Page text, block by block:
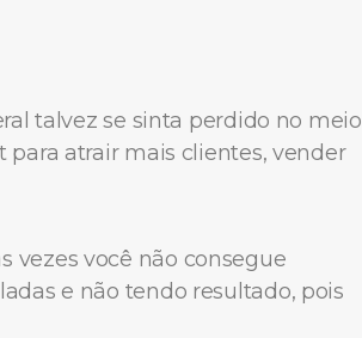
talvez se sinta perdido no meio
atrair mais clientes, vender
vezes você não consegue
e não tendo resultado, pois